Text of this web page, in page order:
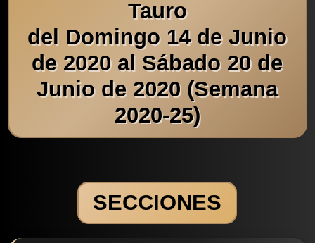
Tauro
del Domingo 14 de Junio
de 2020 al Sábado 20 de
Junio de 2020 (Semana
2020-25)
SECCIONES